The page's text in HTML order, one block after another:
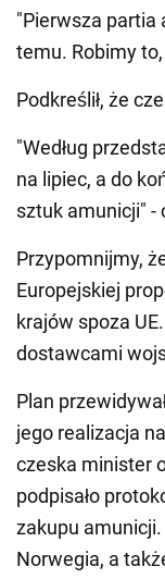
"Pierwsza partia
temu. Robimy
Podkreślił, że
"Według
na lipiec, a do
sztuk amunicji" -
Przypomnijmy,
Europejskiej
krajów spoza
dostawcami
Plan
jego realizacja
czeska minister
podpisało
zakupu
Norwegia, a